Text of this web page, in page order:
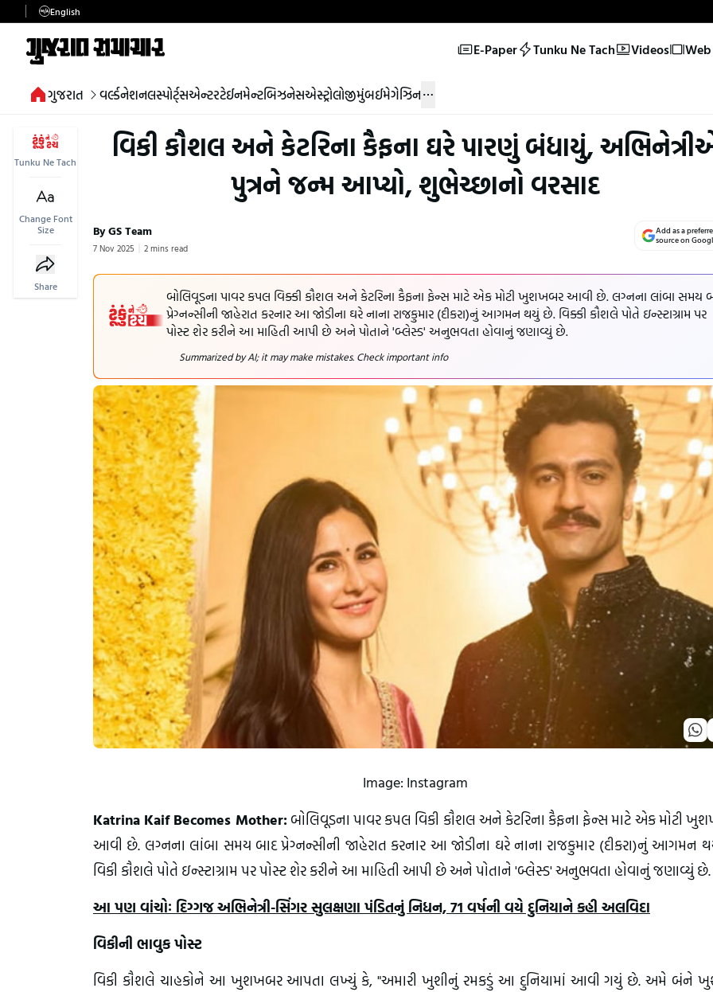
English
E-Paper Tunku Ne Tach Videos
ગુજરાત વર્લ્ડનેશનલસ્પોર્ટ્સએન્ટરટેઈનમેન્ટબિઝનેસએસ્ટ્રોલોજીમુંબઈમેગેઝિન
Tunku Ne Tach
Change Font
Size
Share
વિકી કૌશલ અને કેટરિના કૈફના ઘરે પારણું બંધાયું,
પુત્રને જન્મ આપ્યો, શુભેચ્છાનો વરસાદ
By GS Team
7 Nov 2025 2 mins read
Add as a
source on
બોલિવૂડના પાવર કપલ વિક્કી કૌશલ અને કેટરિના કૈફના ફેન્સ માટે એક મોટી ખુશખબર આવી છે. લગ્નના લાંબા સમય
પ્રેગ્નન્સીની જાહેરાત કરનાર આ જોડીના ઘરે નાના રાજકુમાર (દીકરા)નું આગમન થયું છે. વિક્કી કૌશલે પોતે ઇન્સ્ટાગ્રામ પર
પોસ્ટ શેર કરીને આ માહિતી આપી છે અને પોતાને 'બ્લેસ્ડ' અનુભવતા હોવાનું જણાવ્યું છે.
Summarized by AI; it may make mistakes. Check important info
Image: Instagram
Katrina Kaif Becomes Mother:બોલિવૂડના પાવર કપલ વિકી કૌશલ અને કેટરિના કૈફના ફેન્સ માટે એક મોટી
આવી છે. લગ્નના લાંબા સમય બાદ પ્રેગ્નન્સીની જાહેરાત કરનાર આ જોડીના ઘરે નાના રાજકુમાર (દીકરા)નું આગમન
વિકી કૌશલે પોતે ઇન્સ્ટાગ્રામ પર પોસ્ટ શેર કરીને આ માહિતી આપી છે અને પોતાને 'બ્લેસ્ડ' અનુભવતા હોવાનું જણાવ્યું છે.
આ પણ વાંચોઃ દિગ્ગજ અભિનેત્રી-સિંગર સુલક્ષણા પંડિતનું નિધન, 71 વર્ષની વયે દુનિયાને કહી અલવિદા
વિકીની ભાવુક પોસ્ટ
વિકી કૌશલે ચાહકોને આ ખુશખબર આપતા લખ્યું કે, "અમારી ખુશીનું રમકડું આ દુનિયામાં આવી ગયું છે. અમે બંને